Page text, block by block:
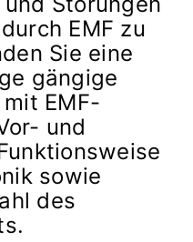
EMF zu
Sie eine
gängige
EMF-
und
sowie
des